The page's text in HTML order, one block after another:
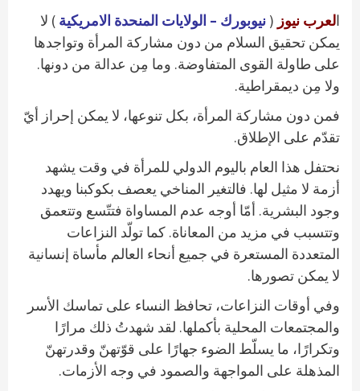
العرب نيوز ( نيوبورك – الولايات المنحدة الامريكية ) لا
يمكن تحقيق السلام من دون مشاركة المرأة وتواجدها
على طاولة القوى المتفاوضة. وما مِن عدالة من دونها.
ولا مِن ديمقراطية.
فمن دون مشاركة المرأة، بكل تنوعها، لا يمكن إحراز أيّ
تقدّم على الإطلاق.
نحتفل هذا العام باليوم الدولي للمرأة في وقت يشهد
أزمة لا مثيل لها. فالتغير المناخي يعصف بكوكبنا ويهدد
وجود البشرية. أمّا أوجه عدم المساواة فتتّسع وتتعمق
وتتسبب في مزيد من المعاناة. كما تولّد النزاعات
المتعددة المستعرة في جميع أنحاء العالم مأساة إنسانية
لا يمكن تصورها.
وفي أوقات النزاعات، تحافظ النساء على تماسك الأسر
والمجتمعات المحلية بأكملها. لقد شهدتُ ذلك مرارًا
وتكرارًا، ما يسلّط الضوء جهارًا على قوّتهنّ وقدرتهنّ
المذهلة على المواجهة والصمود في وجه الأزمات.